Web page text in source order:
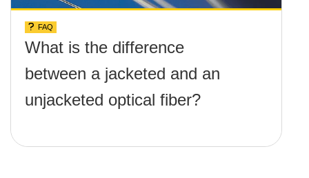
FAQ
What is the difference
between a jacketed and an
unjacketed optical fiber?